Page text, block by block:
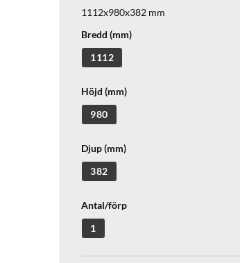
1112x980x382 mm
Bredd (mm)
1112
Höjd (mm)
980
Djup (mm)
382
Antal/förp
1